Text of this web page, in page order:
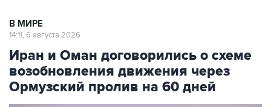
Иран и Оман договорились о схеме
возобновления движения через
Ормузский пролив на 60 дней